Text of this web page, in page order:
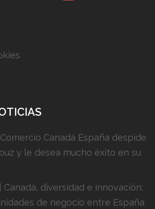
Canadá España despide
y le desea mucho éxito en su
Canadá, diversidad e innovación:
de negocio entre España